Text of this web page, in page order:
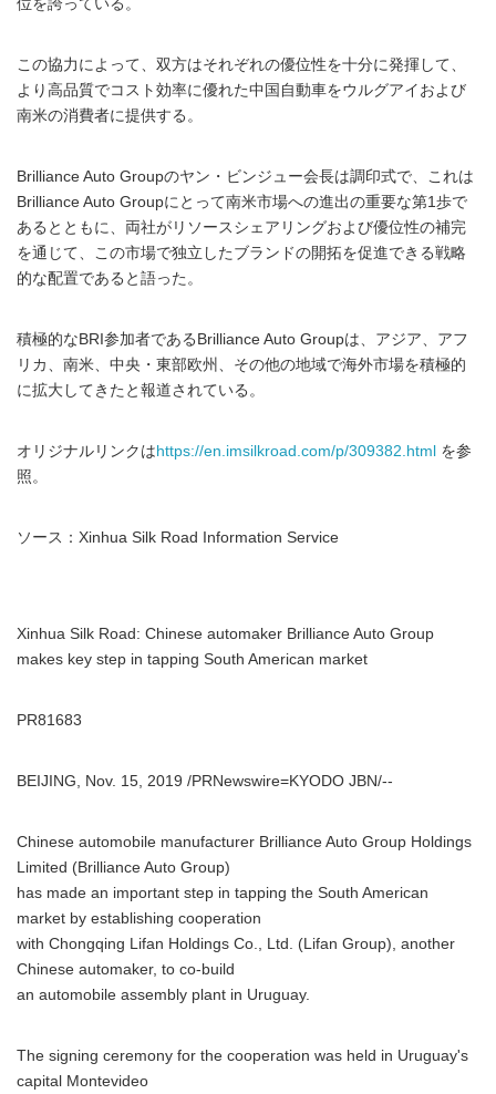
位を誇っている。
この協力によって、双方はそれぞれの優位性を十分に発揮して、
より高品質でコスト効率に優れた中国自動車をウルグアイおよび
南米の消費者に提供する。
Brilliance Auto Groupのヤン・ビンジュー会長は調印式で、これは
Brilliance Auto Groupにとって南米市場への進出の重要な第1歩で
あるとともに、両社がリソースシェアリングおよび優位性の補完
を通じて、この市場で独立したブランドの開拓を促進できる戦略
的な配置であると語った。
積極的なBRI参加者であるBrilliance Auto Groupは、アジア、アフ
リカ、南米、中央・東部欧州、その他の地域で海外市場を積極的
に拡大してきたと報道されている。
オリジナルリンクは https://en.imsilkroad.com/p/309382.html を参
照。
ソース：Xinhua Silk Road Information Service
Xinhua Silk Road: Chinese automaker Brilliance Auto Group
makes key step in tapping South American market
PR81683
BEIJING, Nov. 15, 2019 /PRNewswire=KYODO JBN/--
Chinese automobile manufacturer Brilliance Auto Group Holdings
Limited (Brilliance Auto Group)
has made an important step in tapping the South American
market by establishing cooperation
with Chongqing Lifan Holdings Co., Ltd. (Lifan Group), another
Chinese automaker, to co-build
an automobile assembly plant in Uruguay.
The signing ceremony for the cooperation was held in Uruguay's
capital Montevideo